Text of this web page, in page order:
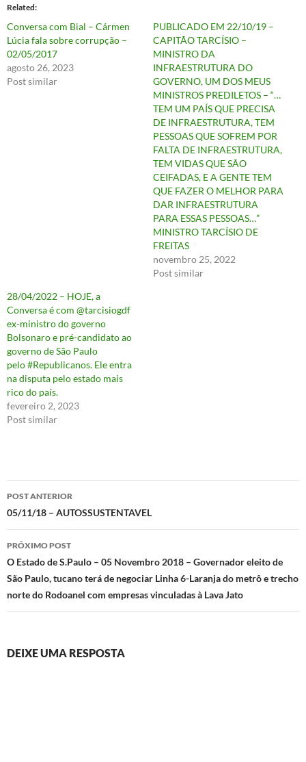
Related
Conversa com Bial – Cármen
Lúcia fala sobre corrupção –
02/05/2017
agosto 26, 2023
Post similar
PUBLICADO EM 22/10/19 –
CAPITÃO TARCÍSIO –
MINISTRO DA
INFRAESTRUTURA DO
GOVERNO, UM DOS MEUS
MINISTROS PREDILETOS – “…
TEM UM PAÍS QUE PRECISA
DE INFRAESTRUTURA, TEM
PESSOAS QUE SOFREM POR
FALTA DE INFRAESTRUTURA,
TEM VIDAS QUE SÃO
CEIFADAS, E A GENTE TEM
QUE FAZER O MELHOR PARA
DAR INFRAESTRUTURA
PARA ESSAS PESSOAS…”
MINISTRO TARCÍSIO DE
FREITAS
novembro 25, 2022
Post similar
28/04/2022 – HOJE, a
Conversa é com @tarcisiogdf
ex-ministro do governo
Bolsonaro e pré-candidato ao
governo de São Paulo
pelo #Republicanos. Ele entra
na disputa pelo estado mais
rico do país.
fevereiro 2, 2023
Post similar
Navegação
de
posts
POST ANTERIOR
05/11/18 – AUTOSSUSTENTAVEL
PRÓXIMO POST
O Estado de S.Paulo – 05 Novembro 2018 – Governador eleito de
São Paulo, tucano terá de negociar Linha 6-Laranja do metrô e trecho
norte do Rodoanel com empresas vinculadas à Lava Jato
DEIXE UMA RESPOSTA